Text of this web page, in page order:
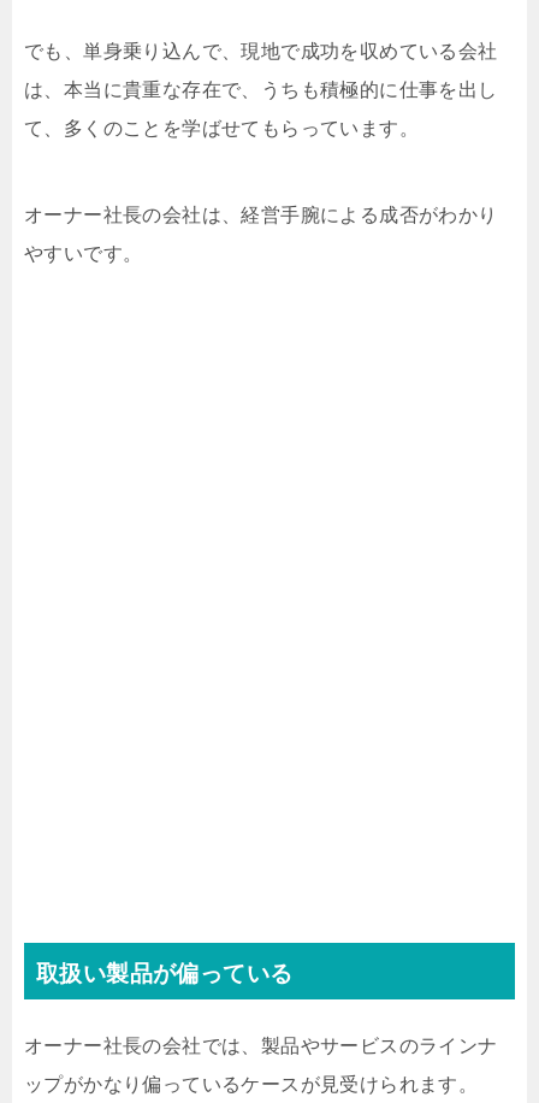
でも、単身乗り込んで、現地で成功を収めている会社
は、本当に貴重な存在で、うちも積極的に仕事を出し
て、多くのことを学ばせてもらっています。
オーナー社長の会社は、経営手腕による成否がわかり
やすいです。
取扱い製品が偏っている
オーナー社長の会社では、製品やサービスのラインナ
ップがかなり偏っているケースが見受けられます。